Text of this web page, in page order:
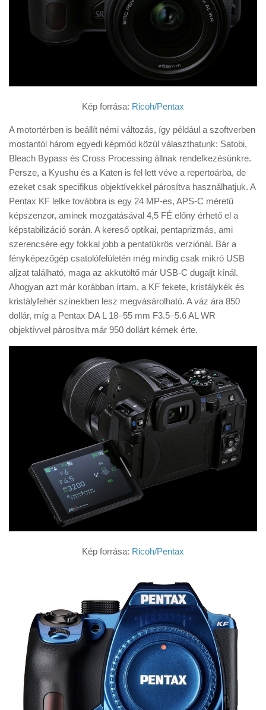
Kép forrása: Ricoh/Pentax
A motortérben is beállít némi változás, így például a szoftverben
mostantól három egyedi képmód közül választhatunk: Satobi,
Bleach Bypass és Cross Processing állnak rendelkezésünkre.
Persze, a Kyushu és a Katen is fel lett véve a repertoárba, de
ezeket csak specifikus objektívekkel párosítva használhatjuk. A
Pentax KF lelke továbbra is egy 24 MP-es, APS-C méretű
képszenzor, aminek mozgatásával 4,5 FÉ előny érhető el a
képstabilizáció során. A kereső optikai, pentaprizmás, ami
szerencsére egy fokkal jobb a pentatükrös verziónál. Bár a
fényképezőgép csatolófelületén még mindig csak mikró USB
aljzat található, maga az akkutöltő már USB-C dugaljt kínál.
Ahogyan azt már korábban írtam, a KF fekete, kristálykék és
kristályfehér színekben lesz megvásárolható. A váz ára 850
dollár, míg a Pentax DA L 18–55 mm F3.5–5.6 AL WR
objektívvel párosítva már 950 dollárt kérnek érte.
Kép forrása: Ricoh/Pentax